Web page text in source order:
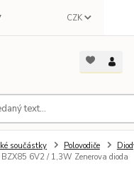
CZK
součástky Polovodiče
BZX85 6V2 / 1,3W Zenerova dioda